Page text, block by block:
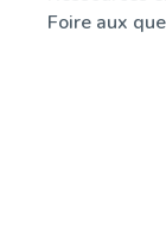
Foire aux